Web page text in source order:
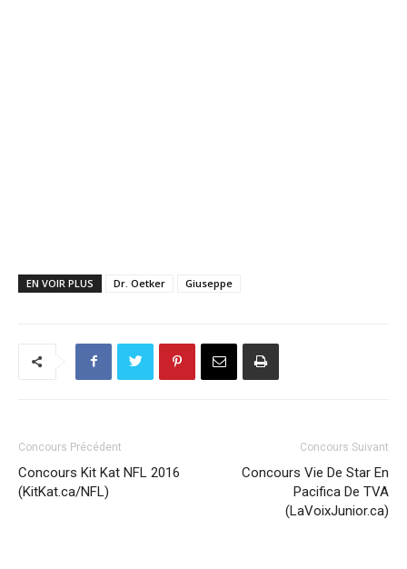
EN VOIR PLUS Dr. Oetker Giuseppe
Concours Précédent
Concours Kit Kat NFL 2016
(KitKat.ca/NFL)
Concours Suivant
Concours Vie De Star En
Pacifica De TVA
(LaVoixJunior.ca)